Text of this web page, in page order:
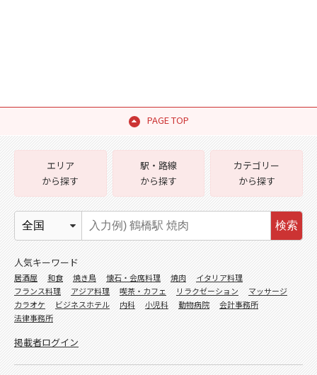
PAGE TOP
エリア
から探す
駅・路線
から探す
カテゴリー
から探す
検索
人気キーワード
居酒屋 和食 焼き鳥 懐石・会席料理 焼肉
イタリア料理
フランス料理
アジア料理 喫茶・カフェ リラクゼーション
マッサージ
カラオケ
ビジネスホテル 内科 小児科 動物病院
会計事務所
法律事務所
掲載者ログイン